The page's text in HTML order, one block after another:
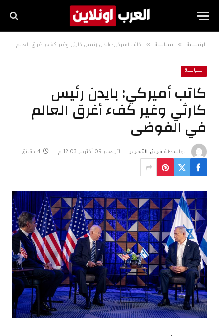
الرئيسية » سياسة » كاتب أميركي: بايدن رئيس كارثي وغير كفء أغرق العالم في الفوضى
سياسة
كاتب أميركي: بايدن رئيس
كارثي وغير كفء أغرق العالم
في الفوضى
بواسطة فريق التحرير الأربعاء 09 أكتوبر 12:03 م 4 دقائق